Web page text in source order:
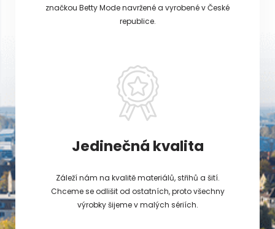
značkou Betty Mode navržené a vyrobené v České
republice.
Jedinečná kvalita
Záleží nám na kvalitě materiálů, střihů a šití.
Chceme se odlišit od ostatních, proto všechny
výrobky šijeme v malých sériích.